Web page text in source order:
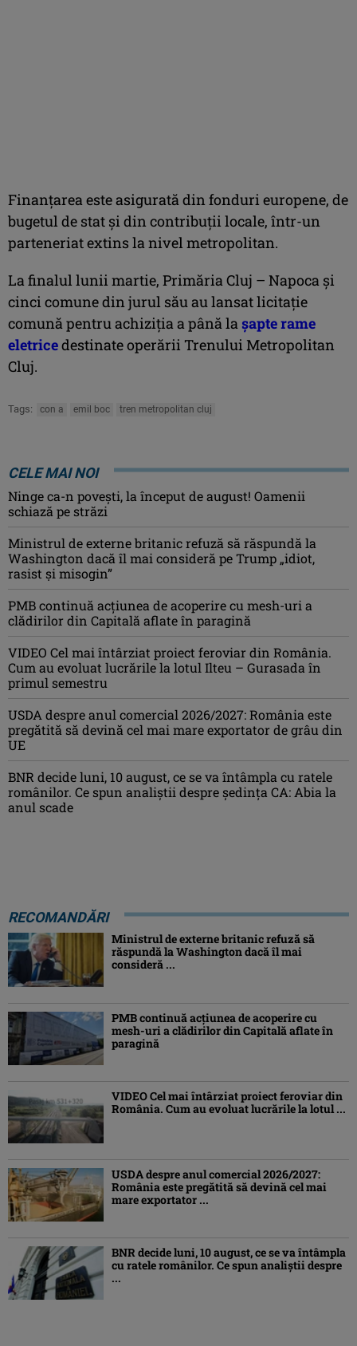
Finanţarea este asigurată din fonduri europene, de
bugetul de stat şi din contribuţii locale, într-un
parteneriat extins la nivel metropolitan.
La finalul lunii martie, Primăria Cluj – Napoca și
cinci comune din jurul său au lansat licitație
comună pentru achiziția a până la șapte rame
eletricedestinate operării Trenului Metropolitan
Cluj.
Tags: con a emil boc tren metropolitan cluj
CELE MAI NOI
Ninge ca-n povești, la început de august! Oamenii
schiază pe străzi
Ministrul de externe britanic refuză să răspundă la
Washington dacă îl mai consideră pe Trump „idiot,
rasist şi misogin”
PMB continuă acțiunea de acoperire cu mesh-uri a
clădirilor din Capitală aflate în paragină
VIDEO Cel mai întârziat proiect feroviar din România.
Cum au evoluat lucrările la lotul Ilteu – Gurasada în
primul semestru
USDA despre anul comercial 2026/2027: România este
pregătită să devină cel mai mare exportator de grâu din
UE
BNR decide luni, 10 august, ce se va întâmpla cu ratele
românilor. Ce spun analiștii despre ședința CA: Abia la
anul scade
RECOMANDĂRI
Ministrul de externe britanic refuză să
răspundă la Washington dacă îl mai
consideră ...
PMB continuă acțiunea de acoperire cu
mesh-uri a clădirilor din Capitală aflate în
paragină
VIDEO Cel mai întârziat proiect feroviar din
România. Cum au evoluat lucrările la lotul ...
USDA despre anul comercial 2026/2027:
România este pregătită să devină cel mai
mare exportator ...
BNR decide luni, 10 august, ce se va întâmpla
cu ratele românilor. Ce spun analiștii despre
...